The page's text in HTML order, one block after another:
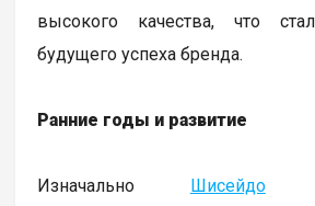
высокого качества, что
будущего успеха бренда.
Ранние годы и развитие
Изначально Шисейдо